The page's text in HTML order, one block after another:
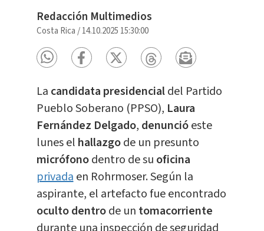
Redacción Multimedios
Costa Rica /14.10.2025 15:30:00
La candidata presidencialdel Partido
Pueblo Soberano (PPSO), Laura
Fernández Delgado, denuncióeste
lunes el hallazgode un presunto
micrófonodentro de su oficina
privadaen Rohrmoser. Según la
aspirante, el artefacto fue encontrado
ocultodentrode un tomacorriente